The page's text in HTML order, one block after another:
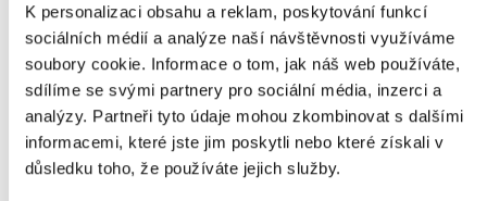
K personalizaci obsahu a reklam, poskytování funkcí
sociálních médií a analýze naší návštěvnosti využíváme
soubory cookie. Informace o tom, jak náš web používáte,
sdílíme se svými partnery pro sociální média, inzerci a
analýzy. Partneři tyto údaje mohou zkombinovat s dalšími
informacemi, které jste jim poskytli nebo které získali v
důsledku toho, že používáte jejich služby.
To nejlepší ze Sevilly + MAURSKÁ
CÓRDOBA + VYSTOUPENÍ